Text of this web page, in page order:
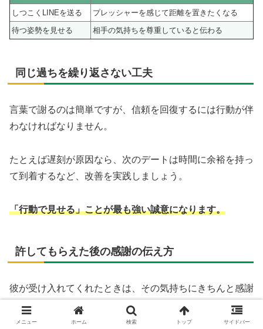
しつこくLINEを送る
プレッシャーを感じて距離を置きたくなる
待つ姿勢を見せる
相手の気持ちを尊重していると伝わる
同じ過ちを繰り返さない工夫
言葉で謝るのは簡単ですが、信頼を回復するには行動が伴
わなければなりません。
たとえば遅刻が原因なら、次のデートは時間に余裕を持っ
て到着するなど、改善を実践しましょう。
「行動で見せる」ことが最も強い誠意になります。
許してもらえた後の感謝の伝え方
彼が受け入れてくれたときは、その気持ちにきちんと感謝
を伝えることが大切です。
メニュー ホーム 検索 トップ サイドバー